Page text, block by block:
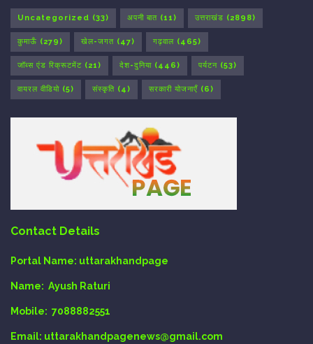
Uncategorized (33) अपनी बात (11) उत्तराखंड (2898)
कुमाऊँ (279) खेल-जगत (47) गढ़वाल (465)
जॉब्स एंड रिक्रूटमेंट (21) देश-दुनिया (446) पर्यटन (53)
वायरल वीडियो (5) संस्कृति (4) सरकारी योजनाएँ (6)
Contact Details
Portal Name: uttarakhandpage
Name: Ayush Raturi
Mobile: 7088882551
Email: uttarakhandpagenews@gmail.com